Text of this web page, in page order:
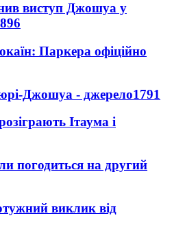
виступ Джошуа у
Паркера офіційно
Джошуа - джерело1791
Ітаума і
погодиться на другий
виклик від